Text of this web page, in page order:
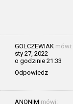
GOLCZEWIAK mówi:
sty 27, 2022
o godzinie 21:33
Odpowiedz
ANONIM mówi: